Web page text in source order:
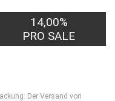
14,00%
PRO SALE
Der Versand von